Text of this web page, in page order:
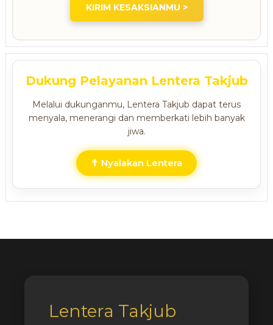
KIRIM KESAKSIANMU >
Dukung Pelayanan Lentera Takjub
Melalui dukunganmu, Lentera Takjub dapat terus
menyala, menerangi dan memberkati lebih banyak
jiwa.
✝ Nyalakan Lentera
Lentera Takjub